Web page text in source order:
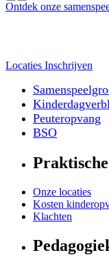
Ontdek onze
Locaties Inschrijven
Peuteropvang
BSO
Onze locaties
Kosten
Klachten